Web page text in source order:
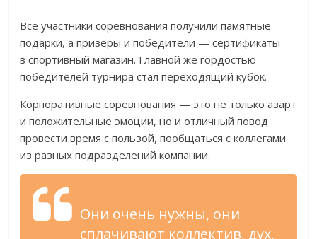
Все участники соревнования получили памятные
подарки, а призеры и победители — сертификаты
в спортивный магазин. Главной же гордостью
победителей турнира стал переходящий кубок.
Корпоративные соревнования — это не только азарт
и положительные эмоции, но и отличный повод
провести время с пользой, пообщаться с коллегами
из разных подразделений компании.
Они очень нужны, они
сплачивают коллектив, дух,